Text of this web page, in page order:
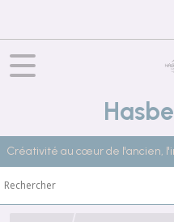
Créativité au cœur de l'ancien,